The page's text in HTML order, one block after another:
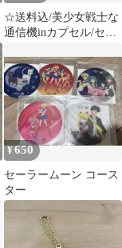
☆送料込/美少女戦士な
通信機inカプセル/セー
ネプチューン
¥650
セーラームーン コース
ター